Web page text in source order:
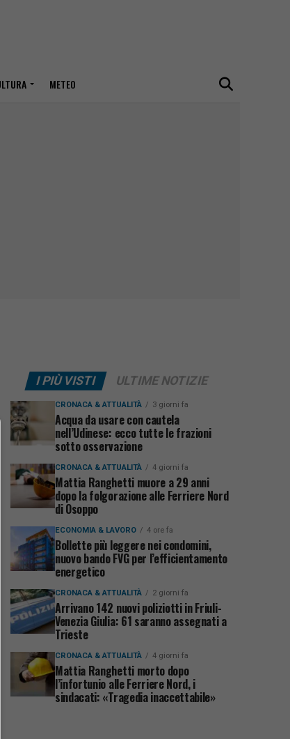
METEO
I PIÙ VISTI ULTIME NOTIZIE
CRONACA & ATTUALITÀ 3 giorni fa
Acqua da usare con cautela
nell’Udinese: ecco tutte le frazioni
sotto osservazione
CRONACA & ATTUALITÀ 4 giorni fa
Mattia Ranghetti muore a 29 anni
dopo la folgorazione alle Ferriere Nord
di Osoppo
ECONOMIA & LAVORO 4 ore fa
Bollette più leggere nei condomini,
nuovo bando FVG per l’efficientamento
energetico
CRONACA & ATTUALITÀ 2 giorni fa
Arrivano 142 nuovi poliziotti in Friuli-
Venezia Giulia: 61 saranno assegnati a
Trieste
CRONACA & ATTUALITÀ 4 giorni fa
Mattia Ranghetti morto dopo
l’infortunio alle Ferriere Nord, i
sindacati: «Tragedia inaccettabile»